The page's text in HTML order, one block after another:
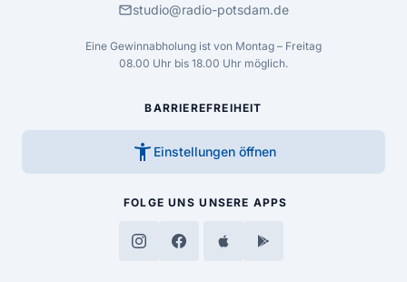
mailstudio@radio-potsdam.de
Eine Gewinnabholung ist von Montag – Freitag
08.00 Uhr bis 18.00 Uhr möglich.
BARRIEREFREIHEIT
accessibility_new Einstellungen öffnen
FOLGE UNS UNSERE APPS